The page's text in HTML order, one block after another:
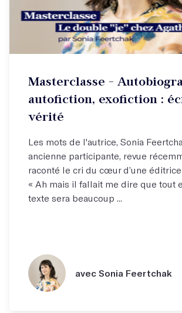
Masterclasse -
autofiction, exofiction :
vérité
Les mots de l'autrice, Sonia
ancienne participante, revue
raconté le cri du cœur d’une
« Ah mais il fallait me dire que tout
texte sera beaucoup ...
avec Sonia Feertchak